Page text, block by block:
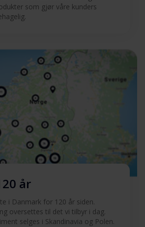
som gjør våre kunders
år
i Danmark for 120 år siden.
oversettes til det vi tilbyr i dag.
selges i Skandinavia og Polen.